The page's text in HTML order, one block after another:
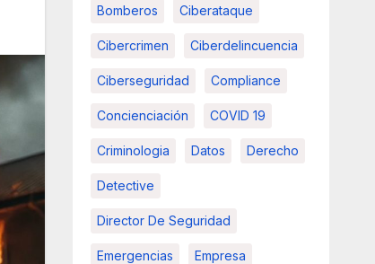
Bomberos Ciberataque
Cibercrimen Ciberdelincuencia
Ciberseguridad Compliance
Concienciación COVID 19
Criminologia Datos Derecho
Detective
Director De Seguridad
Emergencias Empresa